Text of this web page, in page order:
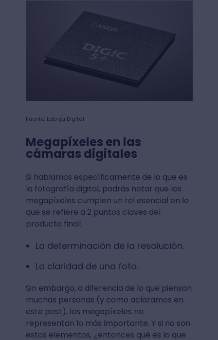
Fuente: Labrija Digital
Megapíxeles en las
cámaras digitales
Si hablamos específicamente de lo que es
la fotografía digital, podrás notar que los
megapíxeles cumplen un rol esencial en lo
que se refiere a 2 puntos claves del
producto final:
La determinación de la resolución.
La claridad de una foto.
Sin embargo, a diferencia de lo que piensan
muchas personas (y como aclaramos en
este post), los megapíxeles no
representan lo más importante. Y si no son
estos elementos, ¿entonces qué es lo que